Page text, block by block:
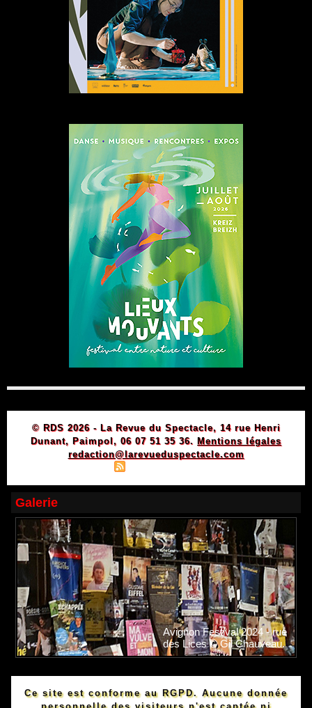
© RDS 2026 - La Revue du Spectacle, 14 rue Henri
Dunant, Paimpol, 06 07 51 35 36. Mentions légales
redaction@larevueduspectacle.com
Galerie
Avignon Festival 2024 - rue
des Lices © Gil Chauveau.
Ce site est conforme au RGPD. Aucune donnée